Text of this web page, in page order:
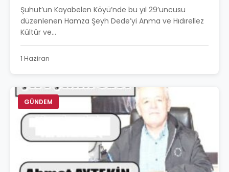
Şuhut’un Kayabelen Köyü’nde bu yıl 29’uncusu
düzenlenen Hamza Şeyh Dede’yi Anma ve Hıdırellez
Kültür ve...
1 Haziran
GÜNDEM